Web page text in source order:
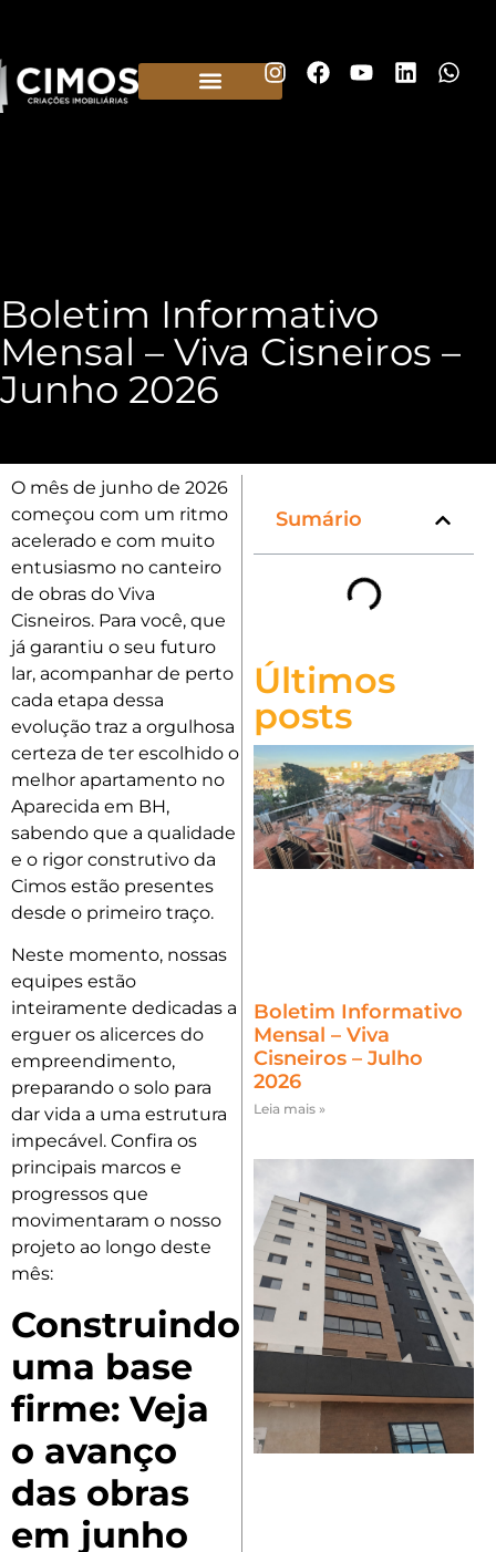
Boletim Informativo
Mensal – Viva Cisneiros –
Junho 2026
O mês de junho de 2026
começou com um ritmo
acelerado e com muito
entusiasmo no canteiro
de obras do Viva
Cisneiros. Para você, que
já garantiu o seu futuro
lar, acompanhar de perto
cada etapa dessa
evolução traz a orgulhosa
certeza de ter escolhido o
melhor apartamento no
Aparecida em BH,
sabendo que a qualidade
e o rigor construtivo da
Cimos estão presentes
desde o primeiro traço.
Neste momento, nossas
equipes estão
inteiramente dedicadas a
erguer os alicerces do
empreendimento,
preparando o solo para
dar vida a uma estrutura
impecável. Confira os
principais marcos e
progressos que
movimentaram o nosso
projeto ao longo deste
mês:
Construindo
uma base
firme: Veja
o avanço
das obras
em junho
Sumário
Últimos
posts
Boletim Informativo
Mensal – Viva
Cisneiros – Julho
2026
Leia mais »